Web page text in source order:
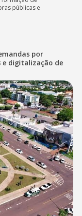
públicas e
por
e digitalização de